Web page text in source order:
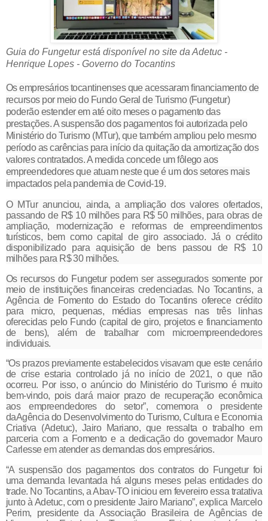
Guia do Fungetur está disponível no site da Adetuc -
Henrique Lopes - Governo do Tocantins
Os empresários tocantinenses que acessaram financiamento de
recursos por meio do Fundo Geral de Turismo (Fungetur)
poderão estender em até oito meses o pagamento das
prestações. A suspensão dos pagamentos foi autorizada pelo
Ministério do Turismo (MTur), que também ampliou pelo mesmo
período as carências para início da quitação da amortização dos
valores contratados. A medida concede um fôlego aos
empreendedores que atuam neste que é um dos setores mais
impactados pela pandemia de Covid-19.
O MTur anunciou, ainda, a ampliação dos valores ofertados,
passando de R$ 10 milhões para R$ 50 milhões, para obras de
ampliação, modernização e reformas de empreendimentos
turísticos, bem como capital de giro associado. Já o crédito
disponibilizado para aquisição de bens passou de R$ 10
milhões para R$ 30 milhões.
Os recursos do Fungetur podem ser assegurados somente por
meio de instituições financeiras credenciadas. No Tocantins, a
Agência de Fomento do Estado do Tocantins oferece crédito
para micro, pequenas, médias empresas nas três linhas
oferecidas pelo Fundo (capital de giro, projetos e financiamento
de bens), além de trabalhar com microempreendedores
individuais.
“Os prazos previamente estabelecidos visavam que este cenário
de crise estaria controlado já no início de 2021, o que não
ocorreu. Por isso, o anúncio do Ministério do Turismo é muito
bem-vindo, pois dará maior prazo de recuperação econômica
aos empreendedores do setor”, comemora o presidente
daAgência do Desenvolvimento do Turismo, Cultura e Economia
Criativa (Adetuc), Jairo Mariano, que ressalta o trabalho em
parceria com a Fomento e a dedicação do governador Mauro
Carlesse em atender as demandas dos empresários.
“A suspensão dos pagamentos dos contratos do Fungetur foi
uma demanda levantada há alguns meses pelas entidades do
trade. No Tocantins, a Abav-TO iniciou em fevereiro essa tratativa
junto à Adetuc, com o presidente Jairo Mariano”, explica Marcelo
Perim, presidente da Associação Brasileira de Agências de